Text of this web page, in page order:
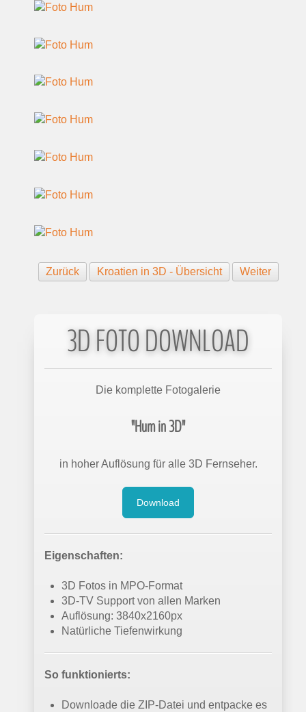
Zurück Kroatien in 3D - Übersicht Weiter
3D FOTO DOWNLOAD
Die komplette Fotogalerie
"Hum in 3D"
in hoher Auflösung für alle 3D Fernseher.
Download
Eigenschaften:
3D Fotos in MPO-Format
3D-TV Support von allen Marken
Auflösung: 3840x2160px
Natürliche Tiefenwirkung
So funktionierts:
Downloade die ZIP-Datei und entpacke es